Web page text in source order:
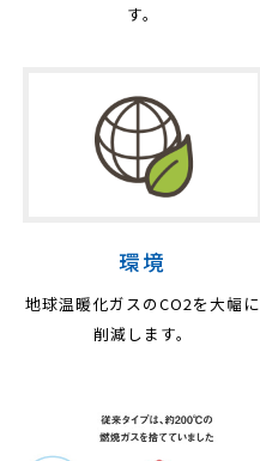
す。
環境
地球温暖化ガスのCO2を大幅に
削減します。